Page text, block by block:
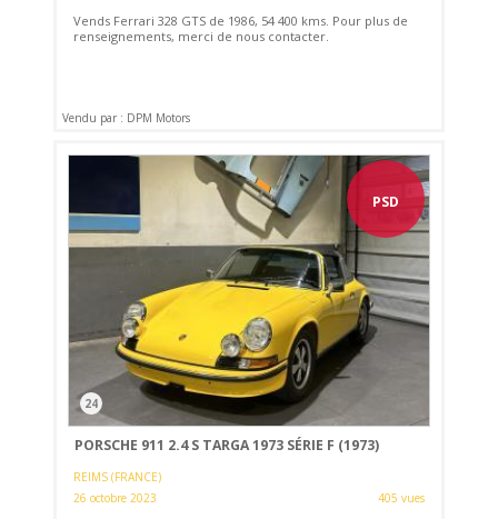
Vends Ferrari 328 GTS de 1986, 54 400 kms. Pour plus de
renseignements, merci de nous contacter.
Vendu par : DPM Motors
PSD
24
PORSCHE 911 2.4 S TARGA 1973 SÉRIE F (1973)
REIMS (FRANCE)
26 octobre 2023
405 vues